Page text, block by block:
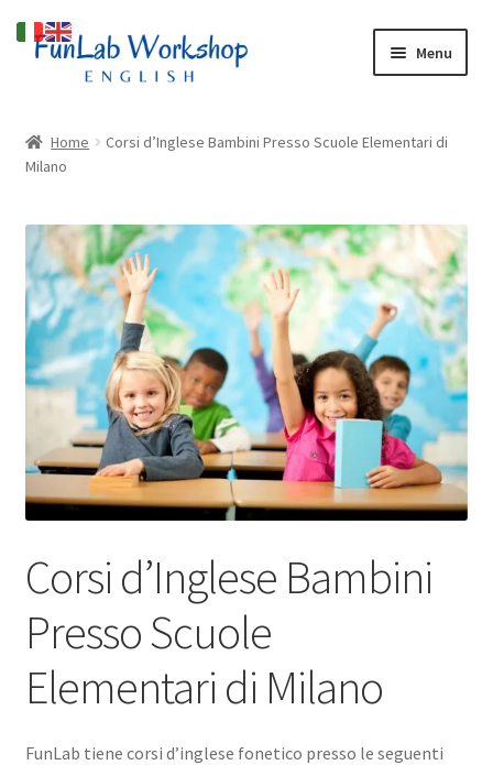
Vai
Vai
Menu
il
Chi Siamo
menu
child
Blog
Shop
Espandi
il
menu
child
Home
Corsi d’Inglese Bambini Presso Scuole Elementari di
Milano
Corsi d’Inglese Bambini
Presso Scuole
Elementari di Milano
FunLab tiene corsi d’inglese fonetico presso le seguenti